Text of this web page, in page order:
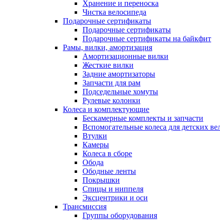
Хранение и переноска
Чистка велосипеда
Подарочные сертификаты
Подарочные сертификаты
Подарочные сертификаты на байкфит
Рамы, вилки, амортизация
Амортизационные вилки
Жесткие вилки
Задние амортизаторы
Запчасти для рам
Подседельные хомуты
Рулевые колонки
Колеса и комплектующие
Бескамерные комплекты и запчасти
Вспомогательные колеса для детских
Втулки
Камеры
Колеса в сборе
Обода
Ободные ленты
Покрышки
Спицы и ниппеля
Эксцентрики и оси
Трансмиссия
Группы оборудования